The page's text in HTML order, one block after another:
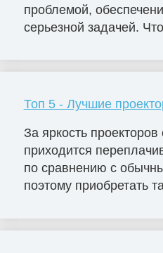
проблемой,
серьезной задачей.
Топ 5 - Лучшие
За яркость
приходится
по сравнению с
поэтому приобретать